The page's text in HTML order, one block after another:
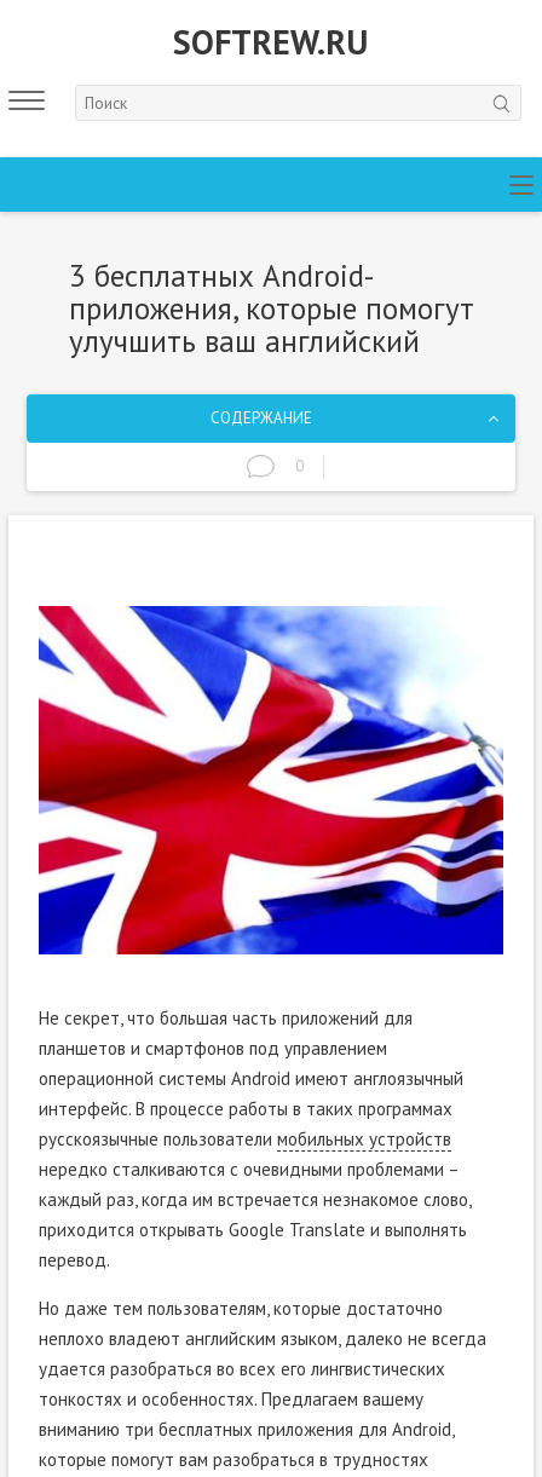
SOFTREW.RU
3 бесплатных Android-
приложения, которые помогут
улучшить ваш английский
СОДЕРЖАНИЕ
0
Не секрет, что большая часть приложений для
планшетов и смартфонов под управлением
операционной системы Android имеют англоязычный
интерфейс. В процессе работы в таких программах
русскоязычные пользователи мобильных устройств
нередко сталкиваются с очевидными проблемами –
каждый раз, когда им встречается незнакомое слово,
приходится открывать Google Translate и выполнять
перевод.
Но даже тем пользователям, которые достаточно
неплохо владеют английским языком, далеко не всегда
удается разобраться во всех его лингвистических
тонкостях и особенностях. Предлагаем вашему
вниманию три бесплатных приложения для Android,
которые помогут вам разобраться в трудностях